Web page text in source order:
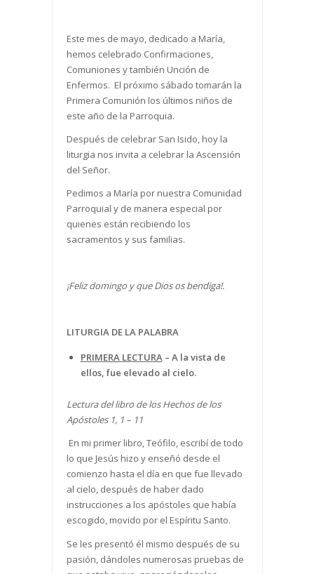
Este mes de mayo, dedicado a María,
hemos celebrado Confirmaciones,
Comuniones y también Unción de
Enfermos. El próximo sábado tomarán la
Primera Comunión los últimos niños de
este año de la Parroquia.
Después de celebrar San Isido, hoy la
liturgia nos invita a celebrar la Ascensión
del Señor.
Pedimos a María por nuestra Comunidad
Parroquial y de manera especial por
quienes están recibiendo los
sacramentos y sus familias.
¡Feliz domingo y que Dios os bendiga!.
LITURGIA DE LA PALABRA
PRIMERA LECTURA– A la vista de
ellos, fue elevado al cielo.
Lectura del libro de los Hechos de los
Apóstoles 1, 1 – 11
En mi primer libro, Teófilo, escribí de todo
lo que Jesús hizo y enseñó desde el
comienzo hasta el día en que fue llevado
al cielo, después de haber dado
instrucciones a los apóstoles que había
escogido, movido por el Espíritu Santo.
Se les presentó él mismo después de su
pasión, dándoles numerosas pruebas de